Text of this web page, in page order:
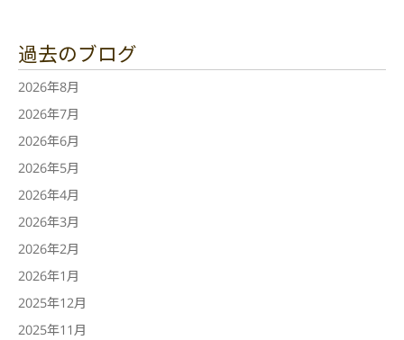
過去のブログ
2026年8月
2026年7月
2026年6月
2026年5月
2026年4月
2026年3月
2026年2月
2026年1月
2025年12月
2025年11月